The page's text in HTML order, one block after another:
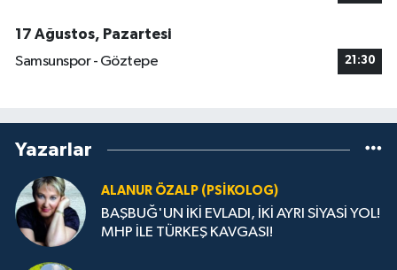
17 Ağustos, Pazartesi
Samsunspor - Göztepe
21:30
Yazarlar
ALANUR ÖZALP (PSIKOLOG)
BAŞBUĞ'UN İKİ EVLADI, İKİ AYRI SİYASİ YOL!
MHP İLE TÜRKEŞ KAVGASI!